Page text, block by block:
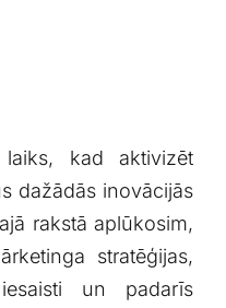
kad⁢ aktivizēt‍
dažādās inovācijās
‌rakstā aplūkosim,
stratēģijas,
un padarīs